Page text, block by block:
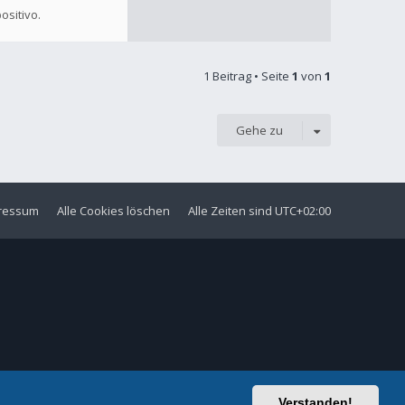
1 Beitrag • Seite 1 von 1
Gehe zu
Alle Zeiten sind UTC+02:00
Alle Cookies löschen